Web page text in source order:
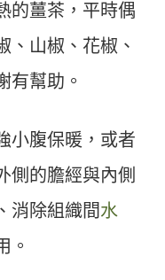
的薑茶，平時偶
、山椒、花椒、
有幫助。
小腹保暖，或者
側的膽經與內側
消除組織間水
。